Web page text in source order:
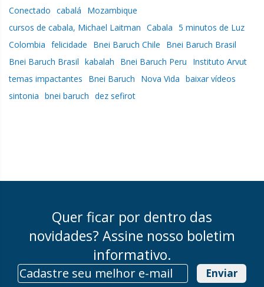
Conectado cabalá
Mozambique
cursos de cabala, Michael Laitman Cabala 5 minutos de Luz
Colombia felicidade Bnei Baruch Chile
Bnei Baruch Brasil
Bnei Baruch Brasil kabalah Bnei Baruch Peru
Instituto Arvut
temas impactantes
Bnei Baruch Nova Vida baixar vídeos
sintonia bnei baruch dez sefirot
Quer ficar por dentro das
novidades? Assine nosso boletim
informativo.
Enviar